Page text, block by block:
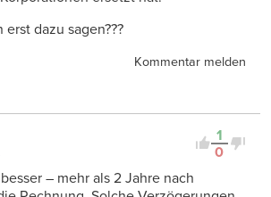
dazu sagen???
Kommentar melden
1
0
– mehr als 2 Jahre nach